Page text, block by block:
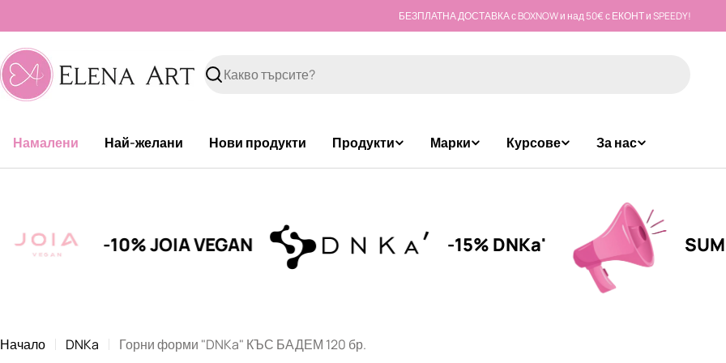
съдържанието
БЕЗПЛАТНА ДОСТАВКА с BOXNOW и над 50€ с ЕКОНТ и SPEEDY!
Търсене
Намалени Най-желани Нови продукти Продукти Марки Курсове За нас
-10% JOIA VEGAN -15% DNKa' SUMMER
Начало DNKa Горни форми "DNKa" КЪС БАДЕМ 120 бр.